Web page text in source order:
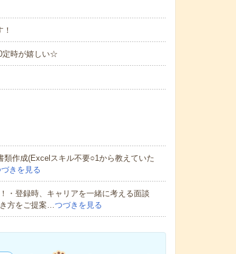
定時が嬉しい☆
類作成(Excelスキル不要○1から教えていた
きを見る
・登録時、キャリアを一緒に考える面談
き方をご提案…つづきを見る